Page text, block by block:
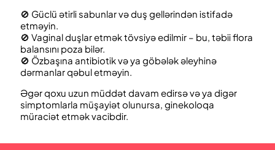
🚫 Güclü ətirli sabunlar və duş gellərindən istifadə
etməyin.
🚫 Vaginal duşlar etmək tövsiyə edilmir – bu, təbii flora
balansını poza bilər.
🚫 Özbaşına antibiotik və ya göbələk əleyhinə
dərmanlar qəbul etməyin.
Əgər qoxu uzun müddət davam edirsə və ya digər
simptomlarla müşayiət olunursa, ginekoloqa
müraciət etmək vacibdir.